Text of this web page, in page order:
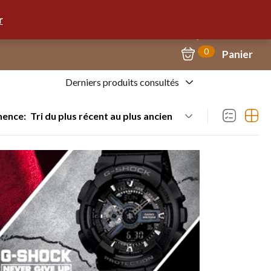
0 Panier
Derniers produits consultés
Tri du plus récent au plus ancien